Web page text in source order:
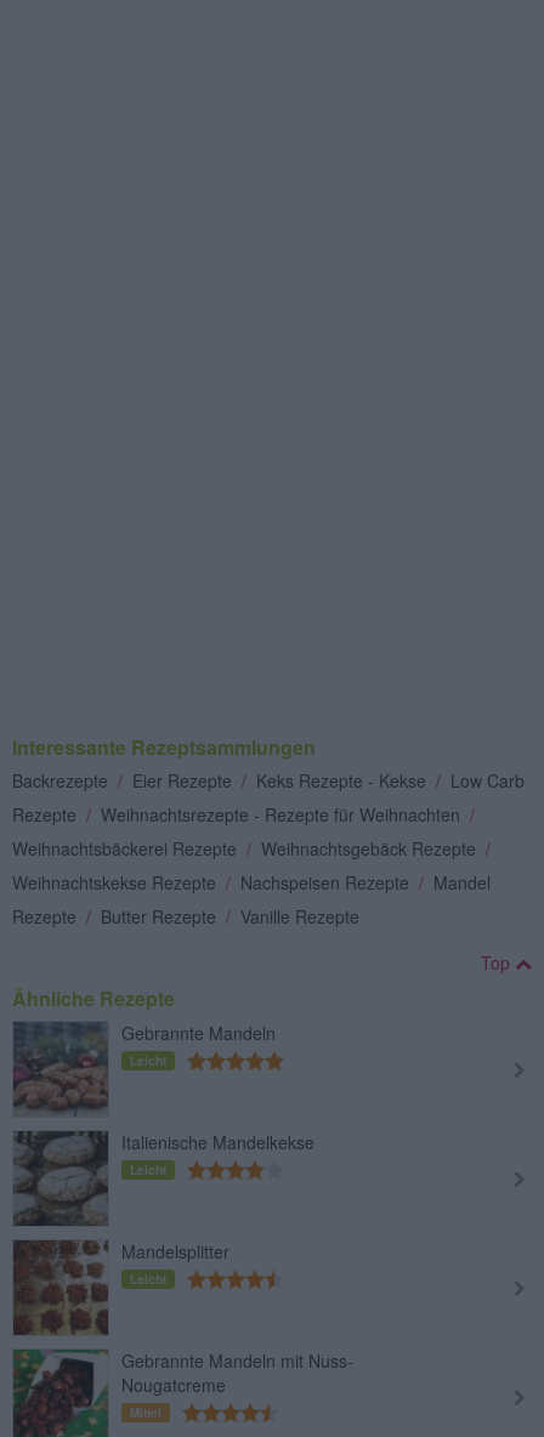
Interessante Rezeptsammlungen
Backrezepte / Eier Rezepte / Keks Rezepte - Kekse / Low Carb
Rezepte / Weihnachtsrezepte - Rezepte für Weihnachten /
Weihnachtsbäckerei Rezepte / Weihnachtsgebäck Rezepte /
Weihnachtskekse Rezepte / Nachspeisen Rezepte / Mandel
Rezepte / Butter Rezepte / Vanille Rezepte
Top
Ähnliche Rezepte
Gebrannte Mandeln
Leicht
Italienische Mandelkekse
Leicht
Mandelsplitter
Leicht
Gebrannte Mandeln mit Nuss-
Nougatcreme
Mittel